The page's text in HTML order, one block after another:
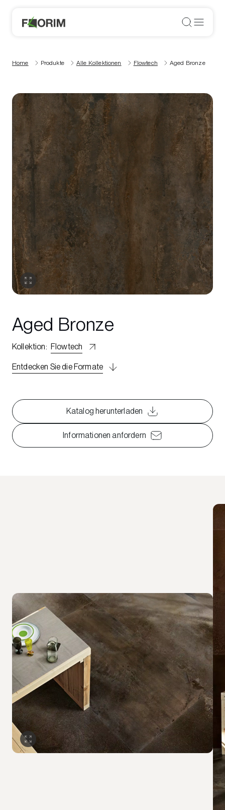
Home Produkte Alle Kollektionen Flowtech Aged Bronze
Aged Bronze
Kollektion: Flowtech
Entdecken Sie die Formate
Katalog herunterladen
Informationen anfordern